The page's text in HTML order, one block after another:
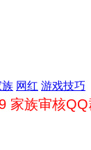
族 网红 游戏技巧
群